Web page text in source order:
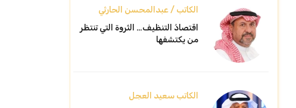
الكاتب / عبدالمحسن الحارثي
اقتصادُ التنظيف… الثروة التي تنتظر
من يكتشفها
الكاتب سعيد العجل